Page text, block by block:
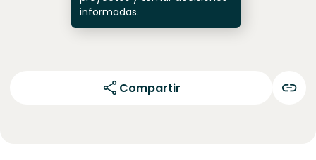
informadas.
Compartir